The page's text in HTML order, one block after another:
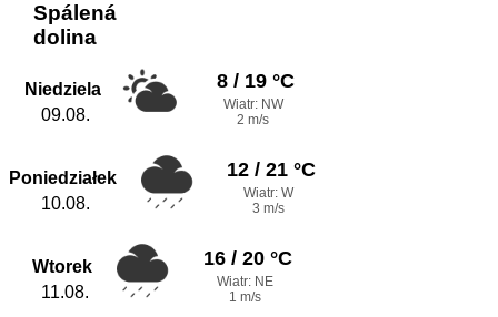
Spálená
dolina
Niedziela
09.08.
8 / 19 °C
Wiatr: NW
2 m/s
Poniedziałek
10.08.
12 / 21 °C
Wiatr: W
3 m/s
Wtorek
11.08.
16 / 20 °C
Wiatr: NE
1 m/s